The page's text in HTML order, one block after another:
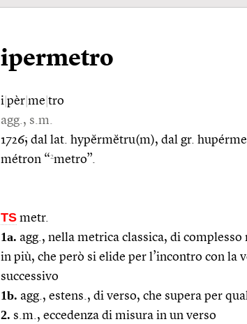
ipermetro
i pèr me tro
agg., s.m.
1726; dal lat. hypĕrmĕtru(m), dal gr.
métron “2metro”.
TS metr.
1a. agg., nella metrica classica, di
in più, che però si elide per l’incontro con la
successivo
1b. agg., estens., di verso, che supera per
2. s.m., eccedenza di misura in un verso